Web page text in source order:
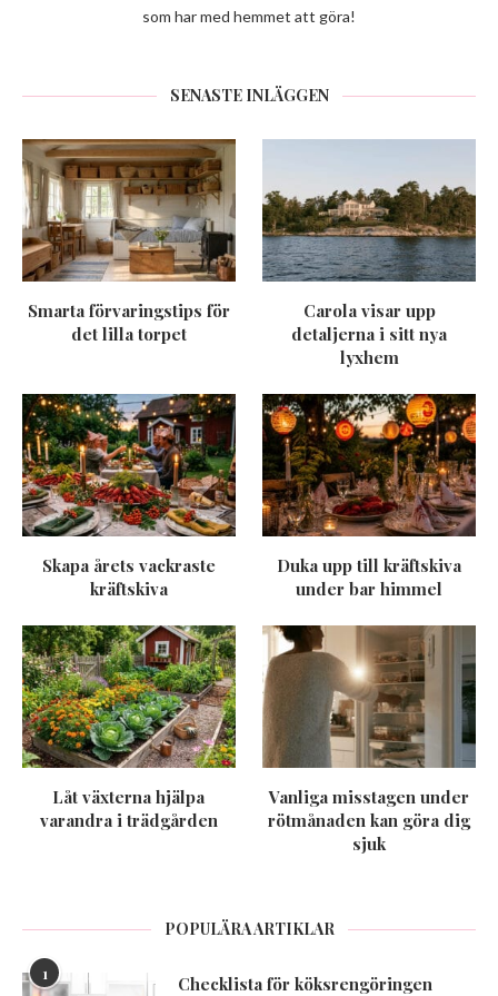
som har med hemmet att göra!
SENASTE INLÄGGEN
Smarta förvaringstips för
det lilla torpet
Carola visar upp
detaljerna i sitt nya
lyxhem
Skapa årets vackraste
kräftskiva
Duka upp till kräftskiva
under bar himmel
Låt växterna hjälpa
varandra i trädgården
Vanliga misstagen under
rötmånaden kan göra dig
sjuk
POPULÄRA ARTIKLAR
1 Checklista för köksrengöringen